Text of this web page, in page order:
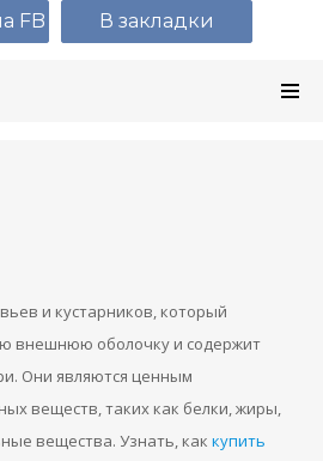
и кустарников, который
внешнюю оболочку и содержит
Они являются ценным
веществ, таких как белки, жиры,
вещества. Узнать, как купить
FB В закладки